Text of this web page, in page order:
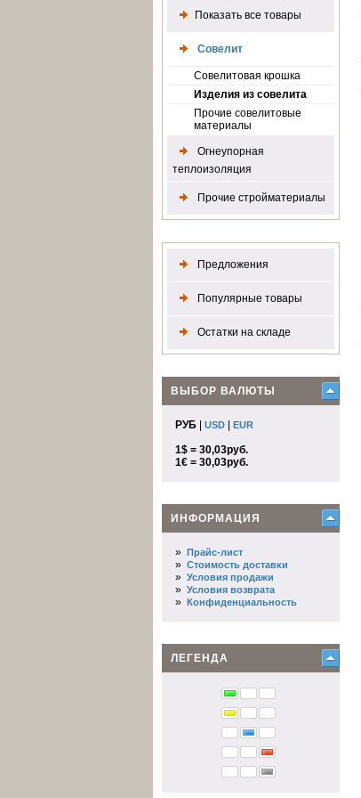
Показать все товары
Совелит
Совелитовая крошка
Изделия из совелита
Прочие совелитовые
материалы
Огнеупорная
теплоизоляция
Прочие стройматериалы
Предложения
Популярные товары
Остатки на складе
ВЫБОР ВАЛЮТЫ
РУБ USD EUR
1$ = 30,03руб.
1€ = 30,03руб.
ИНФОРМАЦИЯ
» Прайс-лист
» Стоимость доставки
» Условия продажи
» Условия возврата
» Конфиденциальность
ЛЕГЕНДА